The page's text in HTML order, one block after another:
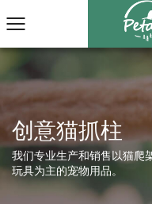
我们专业生产和销售以猫爬
玩具为主的宠物用品。